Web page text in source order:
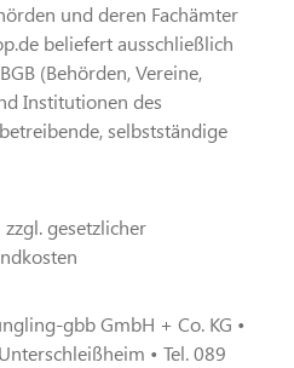
und deren Fachämter
beliefert ausschließlich
(Behörden, Vereine,
Institutionen des
selbstständige
gesetzlicher
gbb GmbH + Co. KG •
• Tel. 089